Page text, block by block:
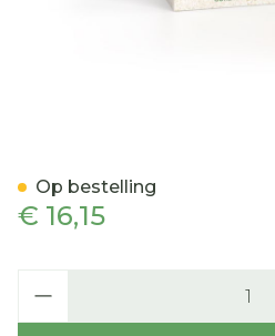
€ 16,15
Op bestelling